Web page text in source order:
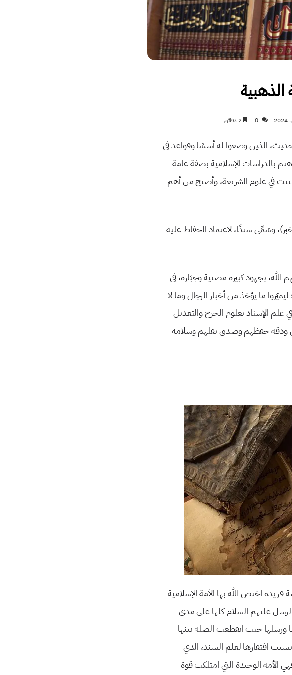
الذهبية
0 2 دقائق
الذين وضعوا له أسسًا وقواعد في
بالدراسات الإسلامية بصفة عامة
في علوم الشريعة، وأصبح من أهم
وسُمِّي سندًا، لاعتماد الحفاظ عليه
الله، بجهود كبيرة مضنية وجبّارة، في
ما يؤخذ من أخبار الرجال وما لا
علم الإسناد بعلوم الجرح والتعديل
ودقة حفظهم وصدق نقلهم وسلامة
اختص الله بها الأمة الإسلامية
عليهم السلام كلها على مدى
ورسلها حيث انقطعت الصلة بينها
بسبب افتقارها لعلم السند، الذي
الأمة الوحيدة التي امتلكت قوة